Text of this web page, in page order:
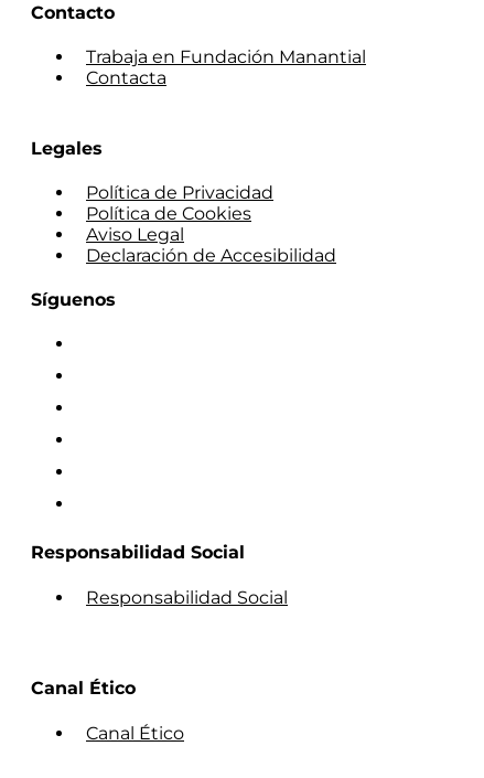
Contacto
Trabaja en Fundación Manantial
Contacta
Legales
Política de Privacidad
Política de Cookies
Aviso Legal
Declaración de Accesibilidad
Síguenos
Responsabilidad Social
Responsabilidad Social
Canal Ético
Canal Ético